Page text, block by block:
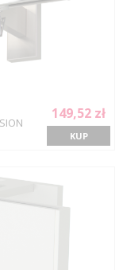
149,52 zł
KUP